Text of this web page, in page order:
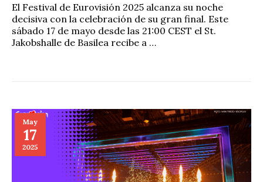
El Festival de Eurovisión 2025 alcanza su noche
decisiva con la celebración de su gran final. Este
sábado 17 de mayo desde las 21:00 CEST el St.
Jakobshalle de Basilea recibe a …
May
17
2025